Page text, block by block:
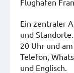
Ein zentraler
und
20 Uhr und
Telefon,
und Englisch.